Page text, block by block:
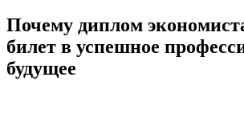
Почему диплом
билет в успешное
будущее